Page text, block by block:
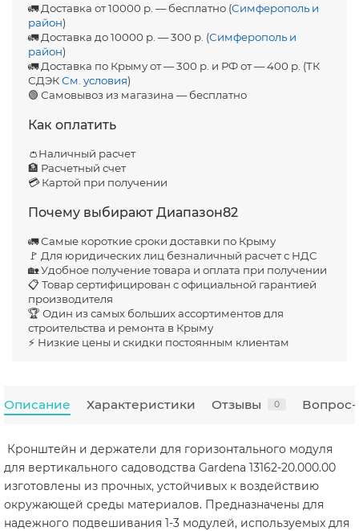
🚛 Доставка от 10000 р. — бесплатно (Симферополь и
район)
🚛 Доставка до 10000 р. — 300 р. (Симферополь и
район)
🚛 Доставка по Крыму от — 300 р. и РФ от — 400 р. (ТК
СДЭКСм. условия)
🟢 Самовывоз из магазина — бесплатно
Как оплатить
👛Наличный расчет
🏦 Расчетный счет
💳 Картой при получении
Почему выбирают Диапазон82
🚛 Самые короткие сроки доставки по Крыму
🚩 Для юридических лиц безналичный расчет с НДС
🏡 Удобное получение товара и оплата при получении
📋 Товар сертифицирован с официальной гарантией
производителя
🏆 Один из самых больших ассортиментов для
строительства и ремонта в Крыму
⚡ Низкие цены и скидки постоянным клиентам
Описание Характеристики Отзывы 0 Вопрос-
Кронштейн и держатели для горизонтального модуля
для вертикального садоводства Gardena 13162-20.000.00
изготовлены из прочных, устойчивых к воздействию
окружающей среды материалов. Предназначены для
надежного подвешивания 1-3 модулей, используемых для